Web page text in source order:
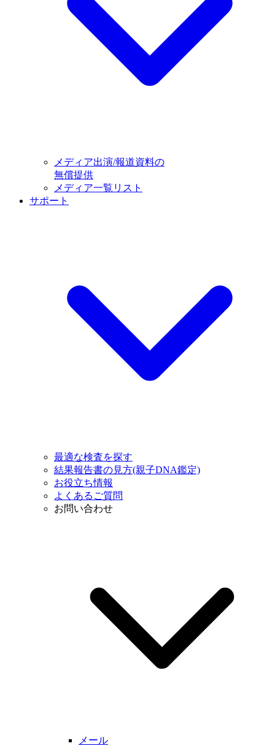
メディア出演/報道資料の
無償提供
メディア一覧リスト
サポート
最適な検査を探す
結果報告書の見方(親子DNA鑑定)
お役立ち情報
よくあるご質問
お問い合わせ
メール